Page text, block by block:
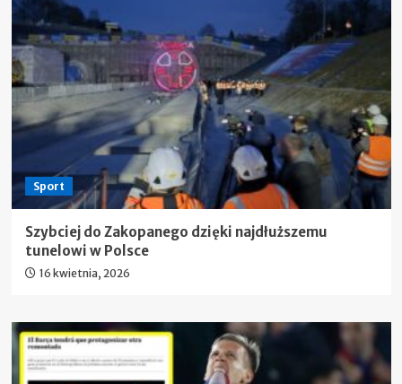
Sport
Szybciej do Zakopanego dzięki najdłuższemu
tunelowi w Polsce
16 kwietnia, 2026